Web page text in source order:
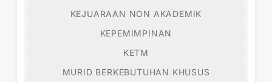
KEJUARAAN NON AKADEMIK
KEPEMIMPINAN
KETM
MURID BERKEBUTUHAN KHUSUS